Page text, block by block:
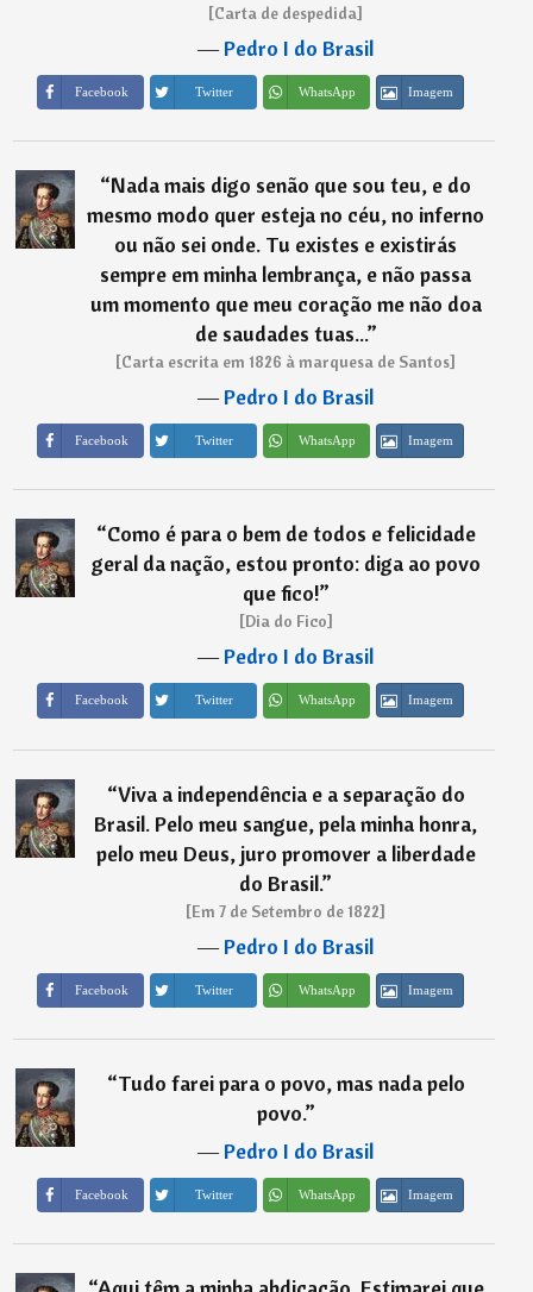
[Carta de despedida]
―Pedro I do Brasil
Facebook Twitter WhatsApp Imagem
“Nada mais digo senão que sou teu, e do
mesmo modo quer esteja no céu, no inferno
ou não sei onde. Tu existes e existirás
sempre em minha lembrança, e não passa
um momento que meu coração me não doa
de saudades tuas...”
[Carta escrita em 1826 à marquesa de Santos]
―Pedro I do Brasil
Facebook Twitter WhatsApp Imagem
“Como é para o bem de todos e felicidade
geral da nação, estou pronto: diga ao povo
que fico!”
[Dia do Fico]
―Pedro I do Brasil
Facebook Twitter WhatsApp Imagem
“Viva a independência e a separação do
Brasil. Pelo meu sangue, pela minha honra,
pelo meu Deus, juro promover a liberdade
do Brasil.”
[Em 7 de Setembro de 1822]
―Pedro I do Brasil
Facebook Twitter WhatsApp Imagem
“Tudo farei para o povo, mas nada pelo
povo.”
―Pedro I do Brasil
Facebook Twitter WhatsApp Imagem